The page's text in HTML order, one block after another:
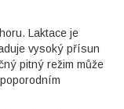
Laktace je
vysoký přísun
pitný režim může